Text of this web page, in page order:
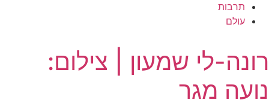
תרבות
עולם
רונה-לי שמעון | צילום:
נועה מגר